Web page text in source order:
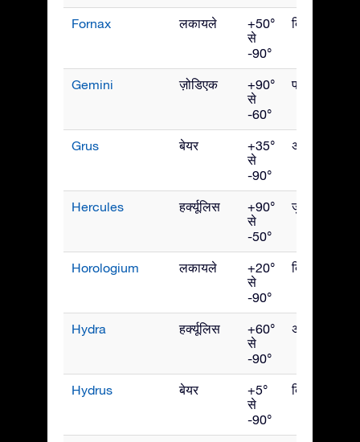
Fornax लकायले
+50°
से
-90°
दिसंबर
Gemini ज़ोडिएक
+90°
से
-60°
फरवरी
Grus बेयर
+35°
से
-90°
अक्टूबर
Hercules हर्क्यूलिस
+90°
से
-50°
जुलाई
Horologium लकायले
+20°
से
-90°
दिसंबर
Hydra हर्क्यूलिस
+60°
से
-90°
अप्रैल
Hydrus बेयर
+5°
से
-90°
दिसंबर